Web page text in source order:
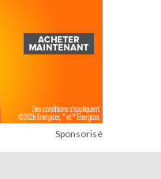
Sponsorisé